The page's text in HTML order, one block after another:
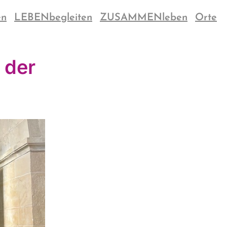
LEBENbegleiten ZUSAMMENleben Orte